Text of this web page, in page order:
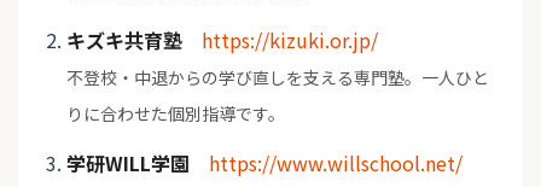
キズキ共育塾 https://kizuki.or.jp/
不登校・中退からの学び直しを支える専門塾。一人ひと
りに合わせた個別指導です。
学研WILL学園 https://www.willschool.net/